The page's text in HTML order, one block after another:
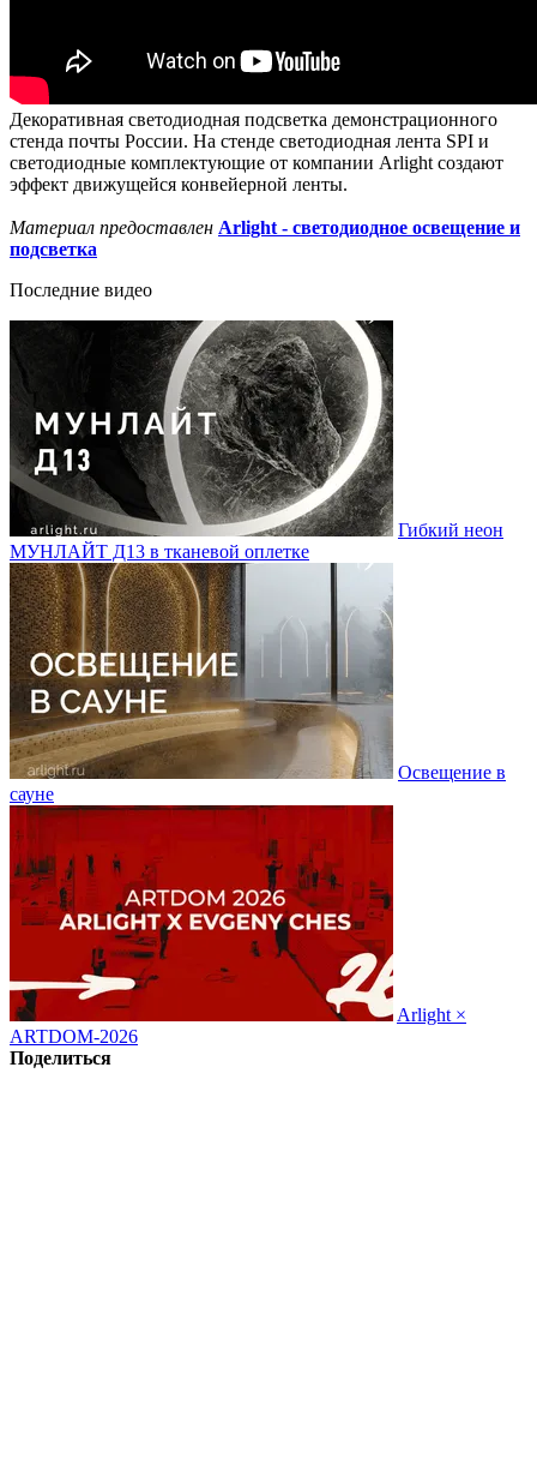
Декоративная светодиодная подсветка демонстрационного
стенда почты России. На стенде светодиодная лента SPI и
светодиодные комплектующие от компании Arlight создают
эффект движущейся конвейерной ленты.
Материал предоставлен Arlight - светодиодное освещение и
подсветка
Последние видео
Гибкий неон
МУНЛАЙТ Д13 в тканевой оплетке
Освещение в
сауне
Arlight ×
ARTDOM-2026
Поделиться